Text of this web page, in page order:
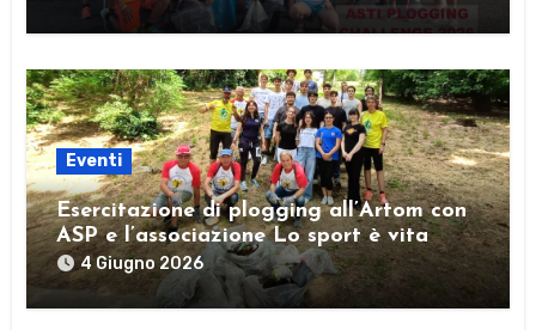
Eventi
Esercitazione di plogging all’Artom con
ASP e l’associazione Lo sport è vita
4 Giugno 2026